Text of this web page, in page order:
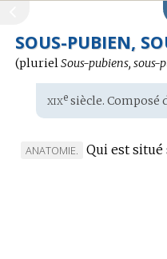
SOUS-PUBIEN,
(plurielSous-pubiens, sous-
Étymologie
:
xixesiècle. Composé
MARQUE
ANATOMIE. Qui est situé